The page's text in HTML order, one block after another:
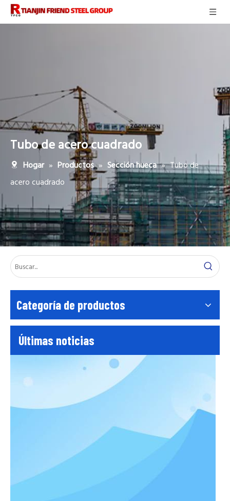
Tubo de acero cuadrado
Hogar » Productos » Sección hueca » Tubo de
acero cuadrado
Categoría de productos
Últimas noticias
Prueba de aplanado del tubo de andamio EN39